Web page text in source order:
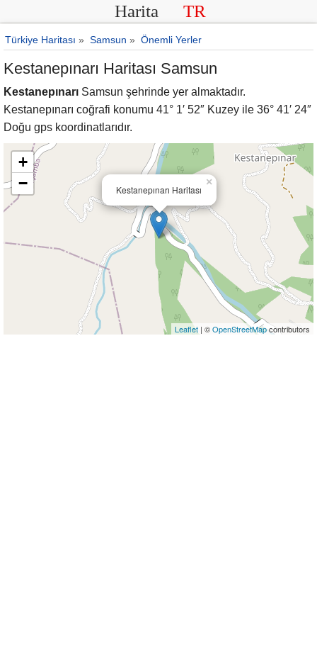
Harita TR
Türkiye Haritası » Samsun » Önemli Yerler
Kestanepınarı Haritası Samsun
Kestanepınarı Samsun şehrinde yer almaktadır.
Kestanepınarı coğrafi konumu 41° 1′ 52″ Kuzey ile 36° 41′ 24″
Doğu gps koordinatlarıdır.
Kestanepınarı Haritası
×
+
−
Leaflet | ©OpenStreetMapcontributors